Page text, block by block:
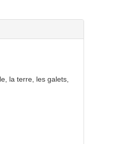
la terre, les galets,